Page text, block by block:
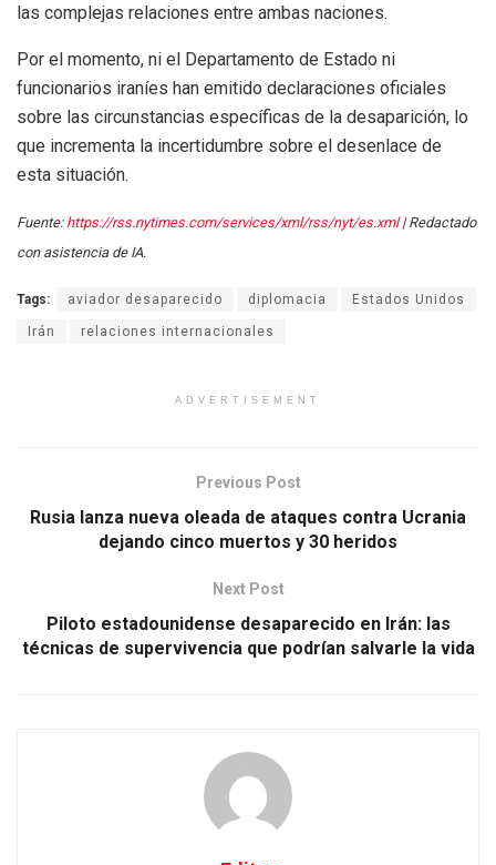
las complejas relaciones entre ambas naciones.
Por el momento, ni el Departamento de Estado ni
funcionarios iraníes han emitido declaraciones oficiales
sobre las circunstancias específicas de la desaparición, lo
que incrementa la incertidumbre sobre el desenlace de
esta situación.
Fuente: https://rss.nytimes.com/services/xml/rss/nyt/es.xml| Redactado
con asistencia de IA.
Tags: aviador desaparecido diplomacia Estados Unidos
Irán relaciones internacionales
ADVERTISEMENT
Previous Post
Rusia lanza nueva oleada de ataques contra Ucrania
dejando cinco muertos y 30 heridos
Next Post
Piloto estadounidense desaparecido en Irán: las
técnicas de supervivencia que podrían salvarle la vida